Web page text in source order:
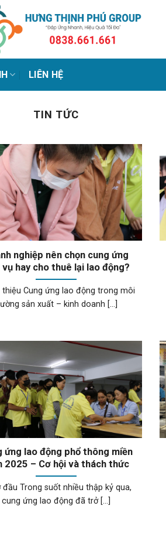
LIÊN HỆ
TIN TỨC
nghiệp nên chọn cung ứng
hay cho thuê lại lao động?
thiệu Cung ứng lao động trong môi
sản xuất – kinh doanh [...]
ứng lao động phổ thông miền
2025 – Cơ hội và thách thức
đầu Trong suốt nhiều thập kỷ qua,
cung ứng lao động đã trở [...]